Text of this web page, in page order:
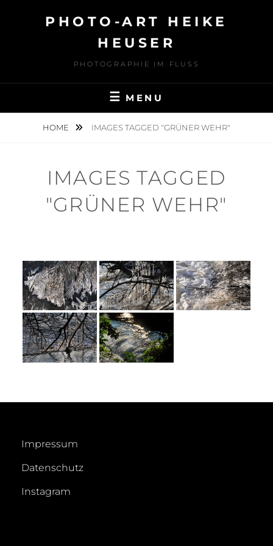
PHOTO-ART HEIKE
HEUSER
PHOTOGRAPHIE IM FLUSS
MENU
HOME IMAGES TAGGED "GRÜNER WEHR"
IMAGES TAGGED
"GRÜNER WEHR"
Impressum
Datenschutz
Instagram